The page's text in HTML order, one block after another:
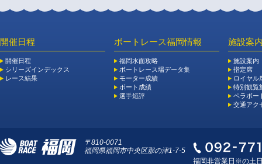
開催日程
開催日程
シリーズインデックス
レース結果
ボートレース福岡情報
福岡水面攻略
ボートレース場データ集
モーター成績
ボート成績
選手短評
施設案
施設案内
指定席
ロイヤル
特別観覧
ペラボー
交通アク
〒810-0071
福岡県福岡市中央区那の津1-7-5
福岡非営業日※の土